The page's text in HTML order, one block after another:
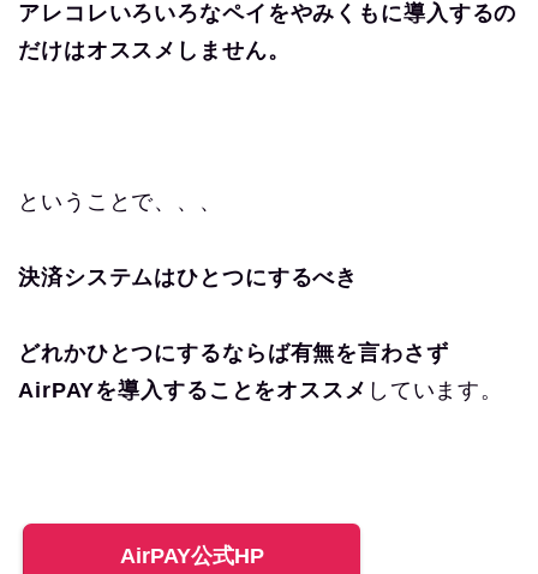
アレコレいろいろなペイをやみくもに導入するの
だけはオススメしません。
ということで、、、
決済システムはひとつにするべき
どれかひとつにするならば有無を言わさず
AirPAYを導入することをオススメ しています。
AirPAY公式HP